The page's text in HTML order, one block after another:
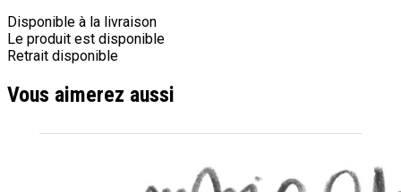
Disponible à la livraison
Le produit est disponible
Retrait disponible
Vous aimerez aussi